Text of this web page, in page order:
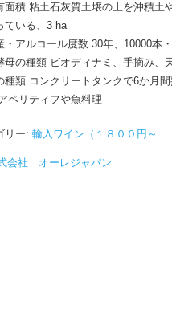
面積 粘土石灰質土壌の上を沖積土
ている、3 ha
・アルコール度数 30年、10000本
母の種類 ビオディナミ、手摘み、
種類 コンクリートタンクで6か月
ペリティフや魚料理
リー: 輸入ワイン（１８００円～
会社 オーレジャパン